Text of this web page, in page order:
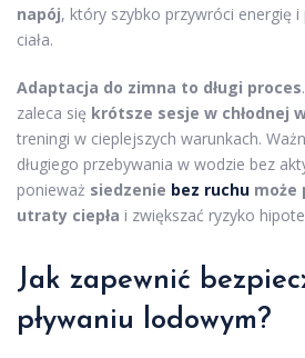
napój, który szybko przywróci energię
ciała.
Adaptacja do zimna to długi proces
zaleca się krótsze sesje w chłodnej
treningi w cieplejszych warunkach.
długiego przebywania w wodzie bez
ponieważ siedzenie bez ruchu może
utraty ciepła i zwiększać ryzyko
Jak zapewnić
pływaniu lodowym?